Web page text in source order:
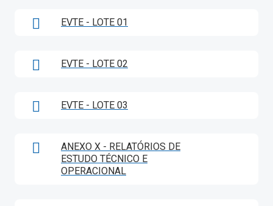
EVTE - LOTE 01
EVTE - LOTE 02
EVTE - LOTE 03
ANEXO X - RELATÓRIOS DE
ESTUDO TÉCNICO E
OPERACIONAL